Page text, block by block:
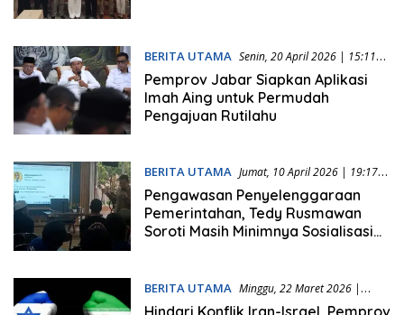
BERITA UTAMA Senin, 20 April 2026 | 15:11
WIB
Pemprov Jabar Siapkan Aplikasi
Imah Aing untuk Permudah
Pengajuan Rutilahu
BERITA UTAMA Jumat, 10 April 2026 | 19:17
WIB
Pengawasan Penyelenggaraan
Pemerintahan, Tedy Rusmawan
Soroti Masih Minimnya Sosialisasi
BERITA UTAMA Minggu, 22 Maret 2026 |
09:02 WIB
Hindari Konflik Iran-Israel, Pemprov